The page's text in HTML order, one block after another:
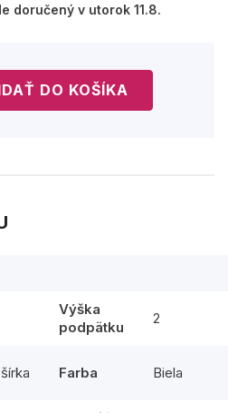
doručený v utorok 11.8.
Výška
podpätku
2
Farba Biela